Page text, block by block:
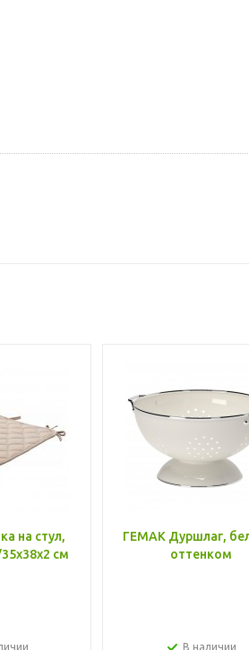
на стул,
см
ГЕМАК Дуршлаг,
оттенком
В наличии